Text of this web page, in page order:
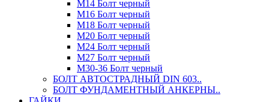
М14 Болт черный
М16 Болт черный
М18 Болт черный
М20 Болт черный
М24 Болт черный
М27 Болт черный
М30-36 Болт черный
БОЛТ АВТОСТРАДНЫЙ DIN 603..
БОЛТ ФУНДАМЕНТНЫЙ АНКЕРНЫ..